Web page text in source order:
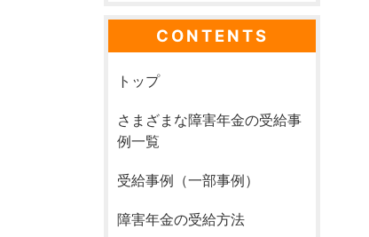
CONTENTS
トップ
さまざまな障害年金の受給事
例一覧
受給事例（一部事例）
障害年金の受給方法